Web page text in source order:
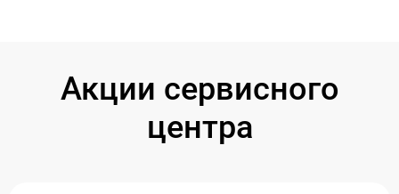
Акции сервисного
центра